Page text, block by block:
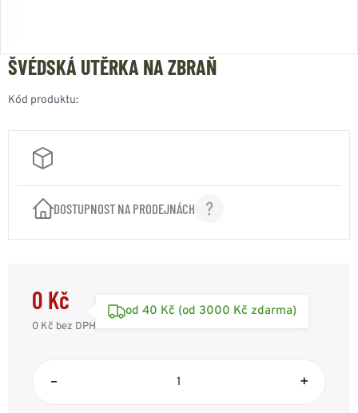
ŠVÉDSKÁ UTĚRKA NA ZBRAŇ
Kód produktu:
DOSTUPNOST NA PRODEJNÁCH
0 Kč
0 Kč bez DPH
od 40 Kč (od 3000 Kč zdarma)
– +